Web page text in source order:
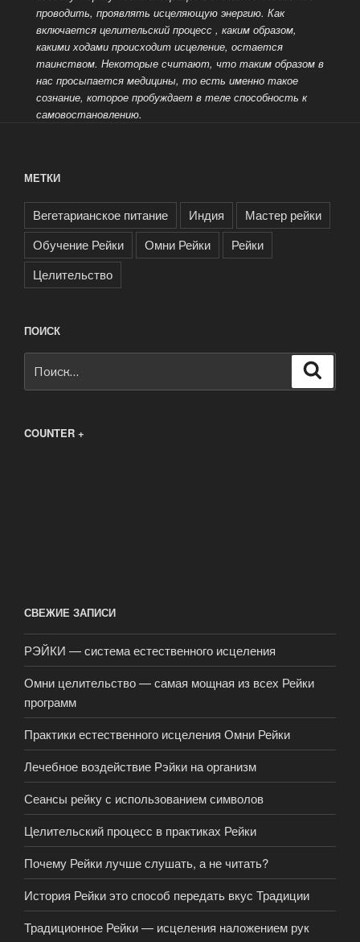
проводить, проявлять исцеляющую энергию. Как
включается целительский процесс , каким образом,
какими ходами происходит исцеление, остается
таинством. Некоторые считают, что таким образом в
нас просыпается медицины, то есть именно такое
сознание, которое пробуждает в теле способность к
самовостановлению.
МЕТКИ
Вегетарианское питание Индия
Мастер рейки
Обучение Рейки
Омни Рейки
Рейки
Целительство
ПОИСК
COUNTER +
СВЕЖИЕ ЗАПИСИ
РЭЙКИ — система естественного исцеления
Омни целительство — самая мощная из всех Рейки
программ
Практики естественного исцеления Омни Рейки
Лечебное воздействие Рэйки на организм
Сеансы рейку с использованием символов
Целительский процесс в практиках Рейки
Почему Рейки лучше слушать, а не читать?
История Рейки это способ передать вкус Традиции
Традиционное Рейки — исцеления наложением рук